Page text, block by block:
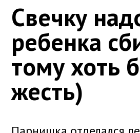
Свечку
ребенка
тому хоть
жесть)